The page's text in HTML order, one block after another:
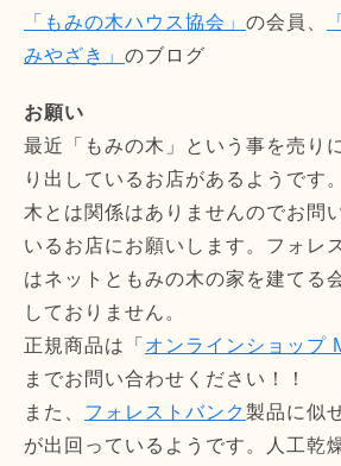
「もみの木ハウス協会」 の会員、
みやざき」 のブログ
お願い
最近「もみの木」という事を売り
り出しているお店があるようです
木とは関係はありませんのでお問
いるお店にお願いします。フォレ
はネットともみの木の家を建てる
しておりません。
正規商品は「 オンラインショップ
までお問い合わせください！！
また、 フォレストバンク製品に似
が出回っているようです。人工乾